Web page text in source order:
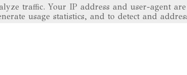
traffic. Your IP address and user-agent
usage statistics, and to detect and